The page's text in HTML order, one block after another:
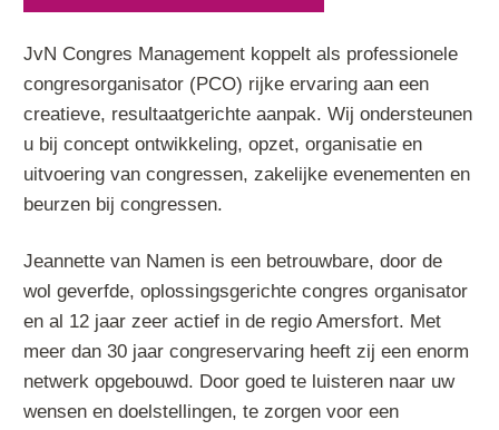
JvN Congres Management koppelt als professionele
congresorganisator (PCO) rijke ervaring aan een
creatieve, resultaatgerichte aanpak. Wij ondersteunen
u bij concept ontwikkeling, opzet, organisatie en
uitvoering van congressen, zakelijke evenementen en
beurzen bij congressen.
Jeannette van Namen is een betrouwbare, door de
wol geverfde, oplossingsgerichte congres organisator
en al 12 jaar zeer actief in de regio Amersfort. Met
meer dan 30 jaar congreservaring heeft zij een enorm
netwerk opgebouwd. Door goed te luisteren naar uw
wensen en doelstellingen, te zorgen voor een